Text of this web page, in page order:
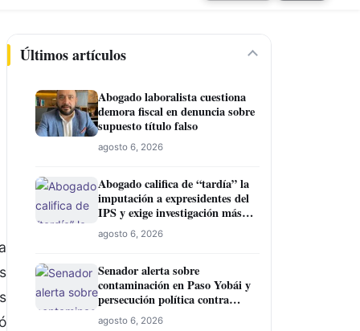
Últimos artículos
Abogado laboralista cuestiona
demora fiscal en denuncia sobre
supuesto título falso
agosto 6, 2026
Abogado califica de “tardía” la
imputación a expresidentes del
IPS y exige investigación más
amplia
agosto 6, 2026
Senador alerta sobre
contaminación en Paso Yobái y
persecución política contra
Miguel Prieto
agosto 6, 2026